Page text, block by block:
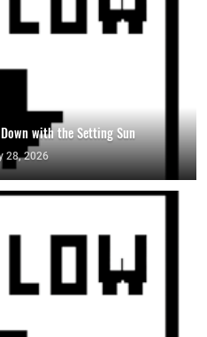
with the Setting Sun
28, 2026